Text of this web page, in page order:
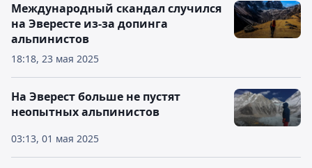
18:18, 23 мая 2025
Международный скандал случился
на Эвересте из-за допинга
альпинистов
03:13, 01 мая 2025
На Эверест больше не пустят
неопытных альпинистов